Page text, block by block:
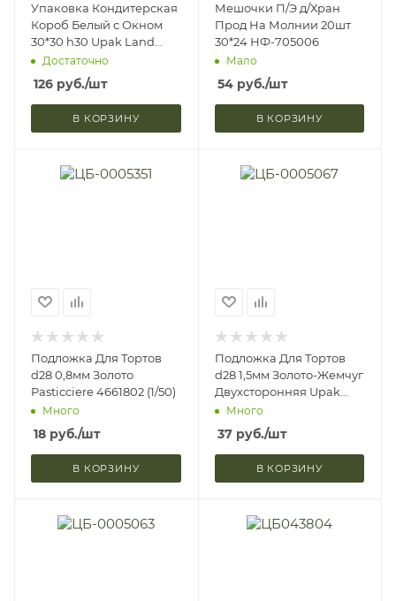
Упаковка Кондитерская
Короб Белый с Окном
30*30 h30 Upak Land
4419149 (1/5)
Достаточно
126 руб./шт
В КОРЗИНУ
Мешочки П/Э д/Хран
Прод На Молнии 20шт
30*24 НФ-705006
Мало
54руб./шт
В КОРЗИНУ
Подложка Для Тортов
d28 0,8мм Золото
Pasticciere 4661802 (1/50)
Много
18 руб./шт
В КОРЗИНУ
Подложка Для Тортов
d28 1,5мм Золото-Жемчуг
Двухсторонняя Upak
Land 1498138 (1/25)
Много
37руб./шт
В КОРЗИНУ